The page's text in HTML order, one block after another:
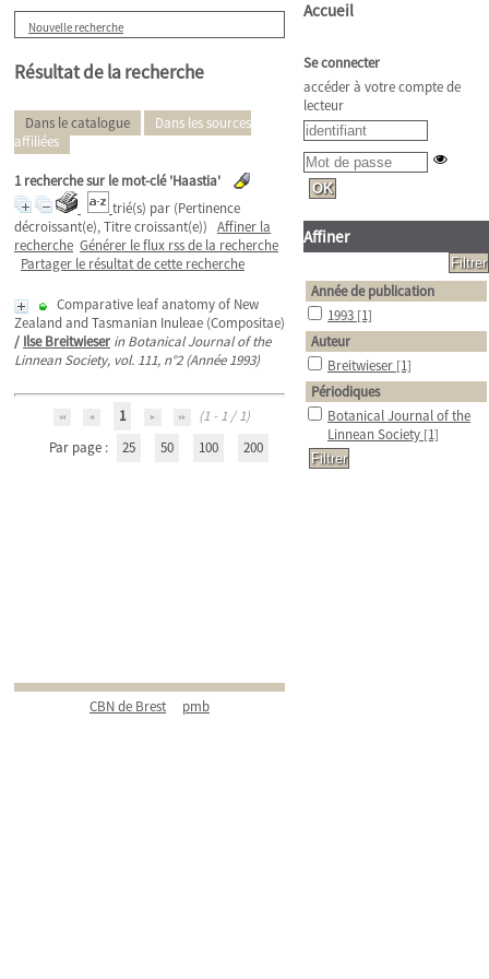
Nouvelle recherche
Résultat de la recherche
Dans le catalogue
Dans les sources
affiliées
1recherche sur le mot-clé'Haastia'
trié(s) par (Pertinence
décroissant(e), Titre croissant(e)) Affiner la
recherche Générer le flux rss de la recherche
Partager le résultat de cette recherche
Comparative leaf anatomy of New
Zealand and Tasmanian Inuleae (Compositae)
/ Ilse Breitwieser in Botanical Journal of the
Linnean Society, vol. 111, n°2 (Année 1993)
1
(1 - 1 / 1)
Par page :
25 50 100 200
CBN de Brest pmb
Accueil
Se connecter
accéder à votre compte de
lecteur
Affiner
Année de publication
1993 [1]
Auteur
Breitwieser [1]
Périodiques
Botanical Journal of the
Linnean Society [1]